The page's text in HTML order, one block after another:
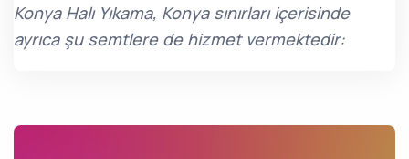
Konya Halı Yıkama, Konya sınırları içerisinde
ayrıca şu semtlere de hizmet vermektedir: